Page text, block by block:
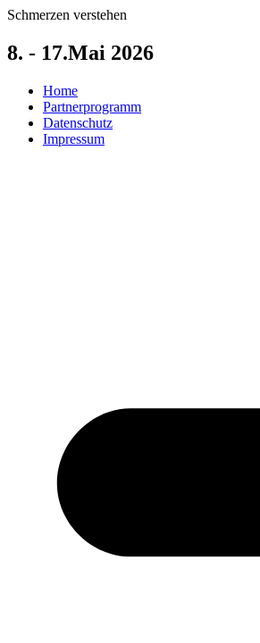
Zum
springen
Schmerzen verstehen
8. - 17.Mai 2026
Home
Partnerprogramm
Datenschutz
Impressum